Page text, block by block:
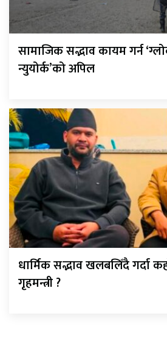
सामाजिक सद्भाव कायम गर्न
न्युयोर्क’को अपिल
धार्मिक सद्भाव खलबलिँदै गर्दा
गृहमन्त्री ?